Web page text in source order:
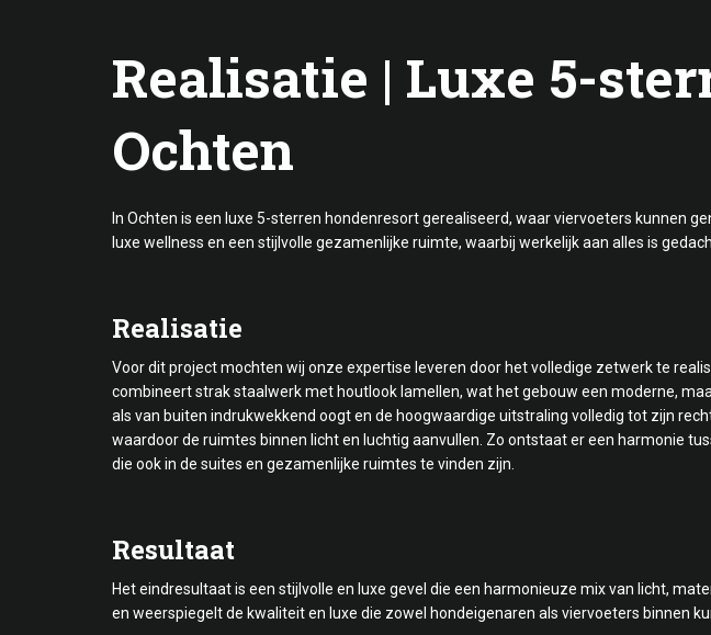
Realisatie | Luxe 5-
Ochten
In Ochten is een luxe 5-sterren hondenresort gerealiseerd, waar viervoeters kunnen
luxe wellness en een stijlvolle gezamenlijke ruimte, waarbij werkelijk aan alles is
Realisatie
Voor dit project mochten wij onze expertise leveren door het volledige zetwerk te
combineert strak staalwerk met houtlook lamellen, wat het gebouw een moderne,
als van buiten indrukwekkend oogt en de hoogwaardige uitstraling volledig tot zijn
waardoor de ruimtes binnen licht en luchtig aanvullen. Zo ontstaat er een harmonie
die ook in de suites en gezamenlijke ruimtes te vinden zijn.
Resultaat
Het eindresultaat is een stijlvolle en luxe gevel die een harmonieuze mix van licht,
en weerspiegelt de kwaliteit en luxe die zowel hondeigenaren als viervoeters binnen